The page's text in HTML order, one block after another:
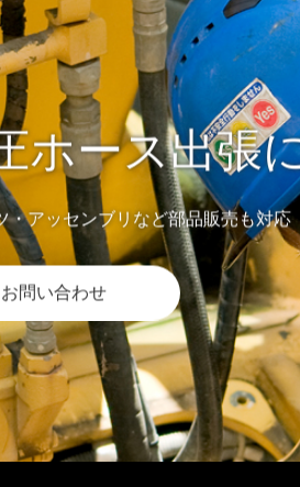
ホース出張
・アッセンブリなど部品販売も対応
お問い合わせ